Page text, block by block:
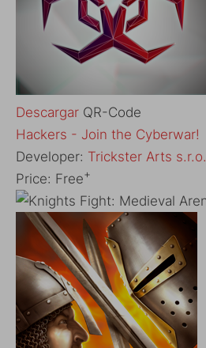
Descargar QR-Code
‎Hackers - Join the Cyberwar!
Developer: Trickster Arts s.r.o.
Price: Free+